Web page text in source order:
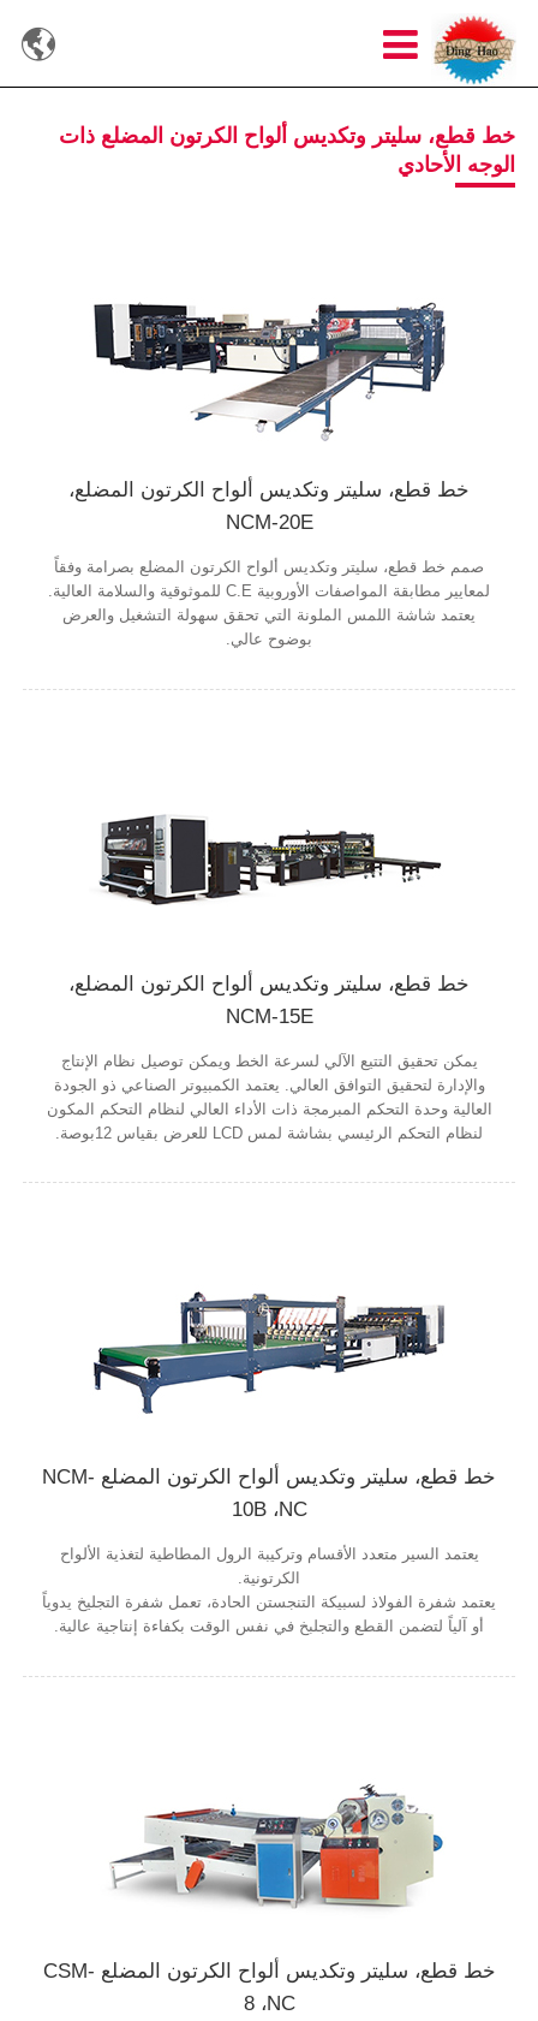

خط قطع، سليتر وتكديس ألواح الكرتون المضلع ذات
الوجه الأحادي
خط قطع، سليتر وتكديس ألواح الكرتون المضلع،
NCM-20E
صمم خط قطع، سليتر وتكديس ألواح الكرتون المضلع بصرامة وفقاً
لمعايير مطابقة المواصفات الأوروبية C.E للموثوقية والسلامة العالية.
يعتمد شاشة اللمس الملونة التي تحقق سهولة التشغيل والعرض
بوضوح عالي.
خط قطع، سليتر وتكديس ألواح الكرتون المضلع،
NCM-15E
يمكن تحقيق التتيع الآلي لسرعة الخط ويمكن توصيل نظام الإنتاج
والإدارة لتحقيق التوافق العالي. يعتمد الكمبيوتر الصناعي ذو الجودة
العالية وحدة التحكم المبرمجة ذات الأداء العالي لنظام التحكم المكون
لنظام التحكم الرئيسي بشاشة لمس LCD للعرض بقياس 12بوصة.
خط قطع، سليتر وتكديس ألواح الكرتون المضلع NCM-
10B ،NC
يعتمد السير متعدد الأقسام وتركيبة الرول المطاطية لتغذية الألواح
الكرتونية.
يعتمد شفرة الفولاذ لسبيكة التنجستن الحادة، تعمل شفرة التجليخ يدوياً
أو آلياً لتضمن القطع والتجلبخ في نفس الوقت بكفاءة إنتاجية عالية.
خط قطع، سليتر وتكديس ألواح الكرتون المضلع CSM-
8 ،NC